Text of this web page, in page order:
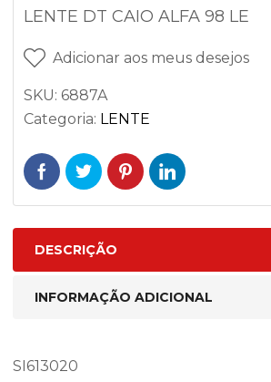
LENTE DT CAIO ALFA 98 LE
Adicionar aos meus desejos
SKU: 6887A
Categoria: LENTE
DESCRIÇÃO
INFORMAÇÃO ADICIONAL
SI613020